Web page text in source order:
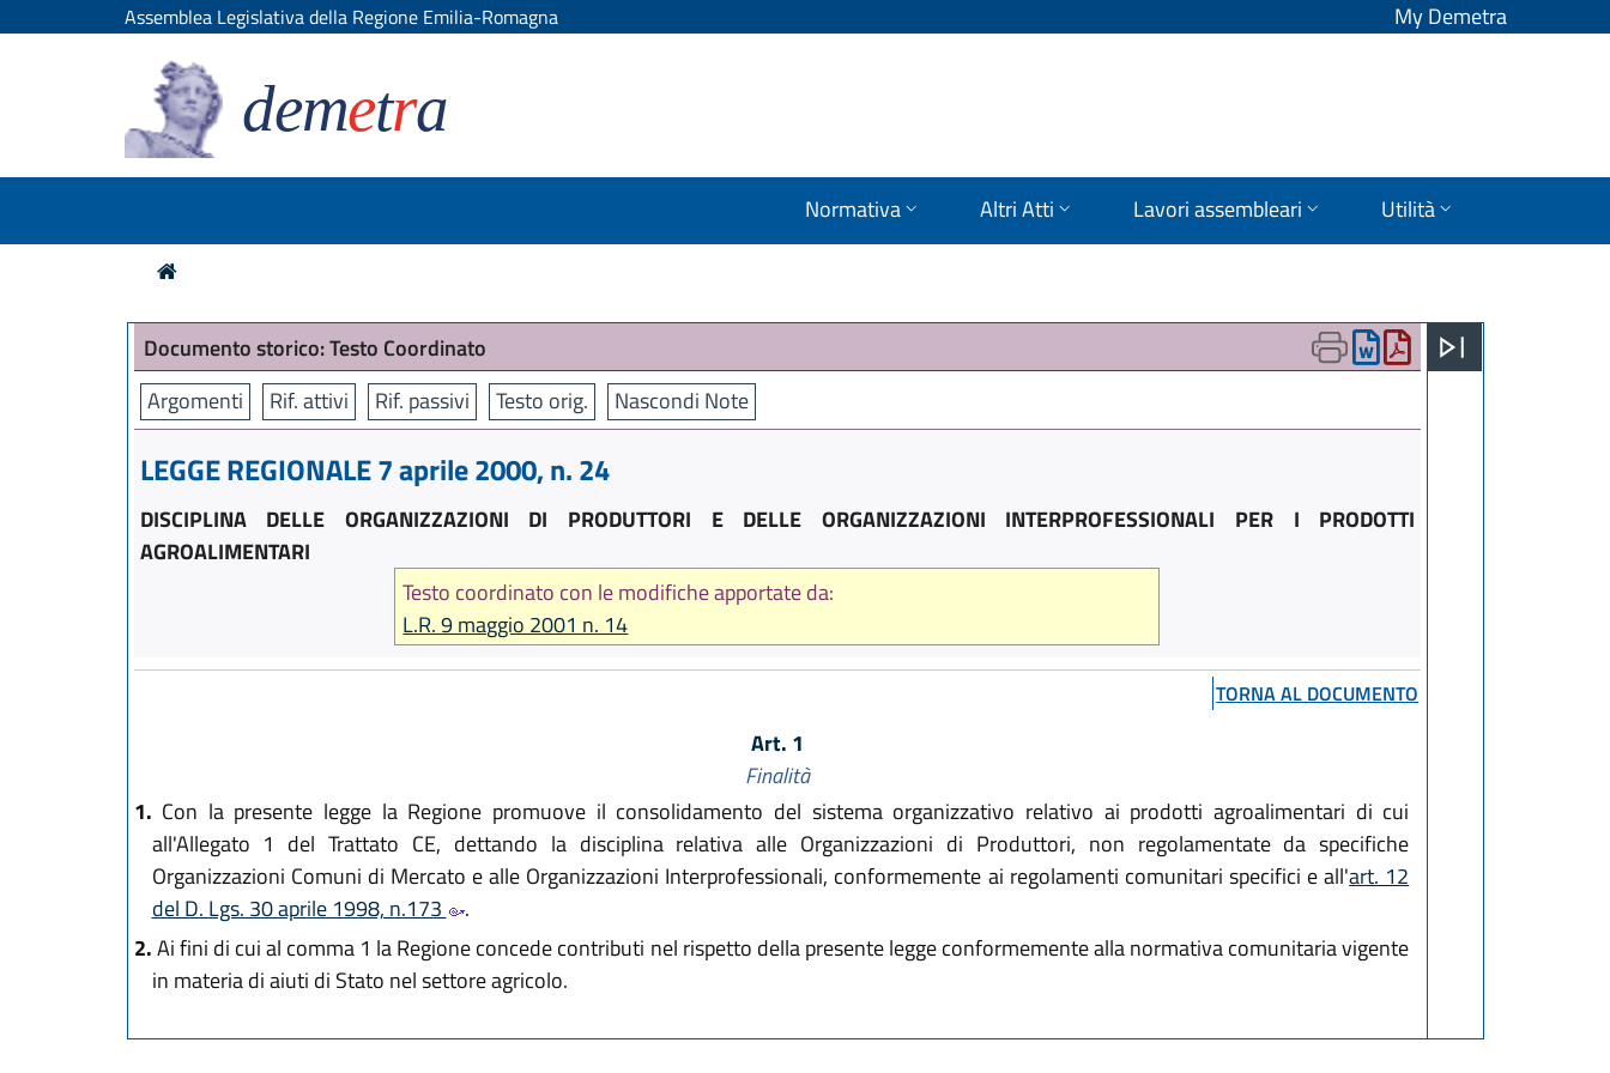
Assemblea Legislativa della Regione Emilia-Romagna My Demetra
demetra
Normativa Altri Atti Lavori assembleari Utilità
Documento storico: Testo Coordinato
Argomenti
Rif. attivi Rif. passivi Testo orig. Nascondi Note
LEGGE REGIONALE 7 aprile 2000, n. 24
DISCIPLINA DELLE ORGANIZZAZIONI DI PRODUTTORI E DELLE ORGANIZZAZIONI INTERPROFESSIONALI PER I PRODOTTI
AGROALIMENTARI
Testo coordinato con le modifiche apportate da:
L.R. 9 maggio 2001 n. 14
TORNA AL DOCUMENTO
Art. 1
Finalità
1. Con la presente legge la Regione promuove il consolidamento del sistema organizzativo relativo ai prodotti agroalimentari di cui
all'Allegato 1 del Trattato CE, dettando la disciplina relativa alle Organizzazioni di Produttori, non regolamentate da specifiche
Organizzazioni Comuni di Mercato e alle Organizzazioni Interprofessionali, conformemente ai regolamenti comunitari specifici e all'art. 12
del D. Lgs. 30 aprile 1998, n.173
.
2.Ai fini di cui al comma 1 la Regione concede contributi nel rispetto della presente legge conformemente alla normativa comunitaria vigente
in materia di aiuti di Stato nel settore agricolo.